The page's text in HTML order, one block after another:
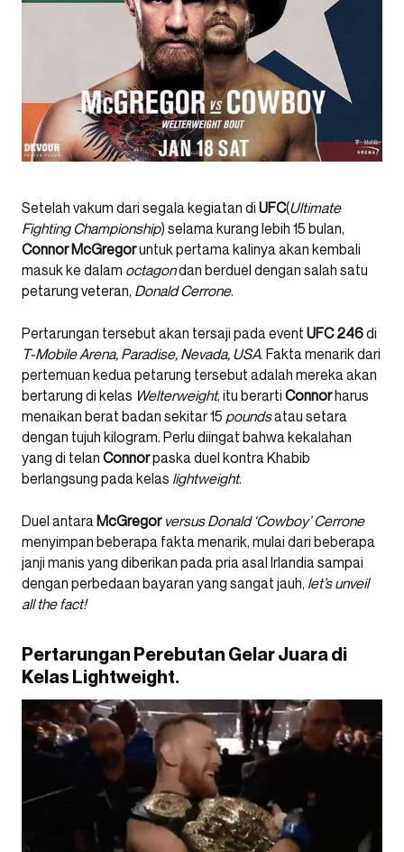
Setelah vakum dari segala kegiatan di UFC(Ultimate
Fighting Championship) selama kurang lebih 15 bulan,
Connor McGregoruntuk pertama kalinya akan kembali
masuk ke dalam octagondan berduel dengan salah satu
petarung veteran, Donald Cerrone.
Pertarungan tersebut akan tersaji pada event UFC 246di
T-Mobile Arena, Paradise, Nevada, USA. Fakta menarik dari
pertemuan kedua petarung tersebut adalah mereka akan
bertarung di kelas Welterweight, itu berarti Connorharus
menaikan berat badan sekitar 15 poundsatau setara
dengan tujuh kilogram. Perlu diingat bahwa kekalahan
yang di telan Connorpaska duel kontra Khabib
berlangsung pada kelas lightweight.
Duel antara McGregor versus Donald ‘Cowboy’ Cerrone
menyimpan beberapa fakta menarik, mulai dari beberapa
janji manis yang diberikan pada pria asal Irlandia sampai
dengan perbedaan bayaran yang sangat jauh, let’s unveil
all the fact!
Pertarungan Perebutan Gelar Juara di
Kelas Lightweight.